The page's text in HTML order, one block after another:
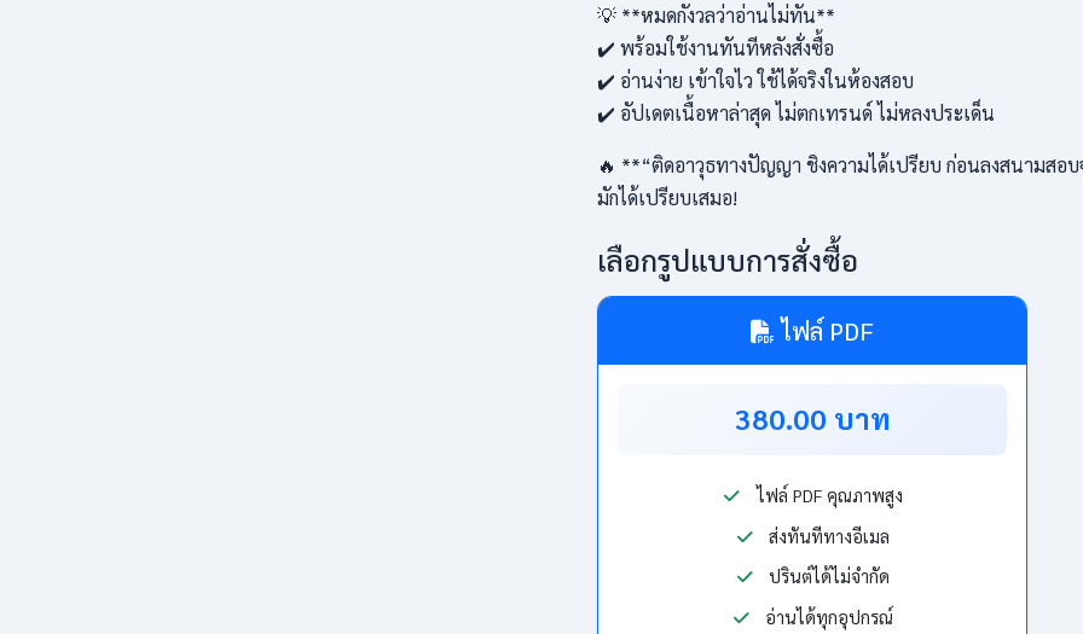
💡 **หมดกังวลว่าอ่านไม่ทัน**
✔️ พร้อมใช้งานทันทีหลังสั่งซื้อ
✔️ อ่านง่าย เข้าใจไว ใช้ได้จริงในห้องสอบ
✔️ อัปเดตเนื้อหาล่าสุด ไม่ตกเทรนด์ ไม่หลงประเด็น
🔥 **“ติดอาวุธทางปัญญา ชิงความได้เปรียบ ก่อนลงสนามสอ
มักได้เปรียบเสมอ!
เลือกรูปแบบการสั่งซื้อ
ไฟล์ PDF
380.00 บาท
ไฟล์ PDF คุณภาพสูง
ส่งทันทีทางอีเมล
ปรินต์ได้ไม่จำกัด
อ่านได้ทุกอุปกรณ์